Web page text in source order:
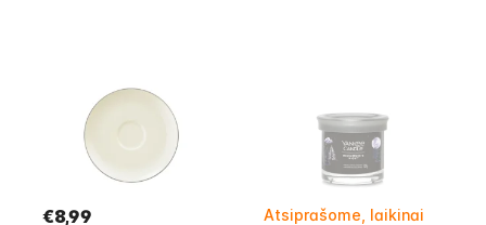
€8,99
Atsiprašome, laikinai